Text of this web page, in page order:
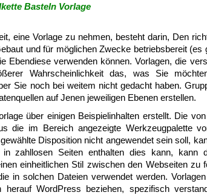
Basteln Vorlage
eine Vorlage zu nehmen, besteht darin, Den
und für möglichen Zwecke betriebsbereit
Ebendiese verwenden können. Vorlagen, die
Wahrscheinlichkeit das, was Sie
Sie noch bei weitem nicht gedacht haben.
auf Jenen jeweiligen Ebenen erstellen.
über einigen Beispielinhalten erstellt. Die
die im Bereich angezeigte Werkzeugpalette
Disposition nicht angewendet sein soll,
in zahllosen Seiten enthalten dies kann, kann
einheitlichen Stil zwischen den Webseiten zu
in solchen Dateien verwendet werden.
WordPress beziehen, spezifisch